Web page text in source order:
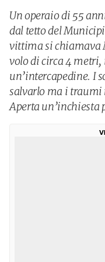
Un operaio di 55
dal tetto del
vittima si chiamava
volo di circa 4
un’intercapedine. I
salvarlo ma i
Aperta un’inchiesta